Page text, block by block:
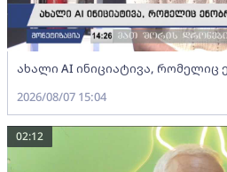
ახალი AI ინიციატივა, რომელიც
2026/08/07 15:04
02:12